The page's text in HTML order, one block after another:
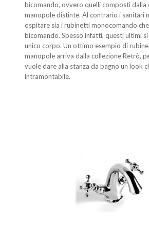
bicomando, ovvero quelli composti dalla
manopole distinte. Al contrario i sanitari
ospitare sia i rubinetti monocomando
bicomando. Spesso infatti, questi ultimi
unico corpo. Un ottimo esempio di
manopole arriva dalla collezione Retrò,
vuole dare alla stanza da bagno un look
intramontabile.